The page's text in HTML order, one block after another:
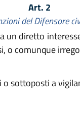
Art. 2
del Difensore
un diretto
comunque
sottoposti a